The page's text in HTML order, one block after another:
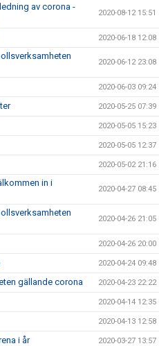
av corona -
2020-08-12 15:51
2020-06-18 12:08
2020-06-12 23:08
2020-06-03 09:24
2020-05-25 07:39
2020-05-05 15:23
2020-05-05 12:37
2020-05-02 21:16
in i
2020-04-27 08:45
2020-04-26 21:05
2020-04-26 20:00
2020-04-24 09:48
gällande corona 2020-04-23 22:22
2020-04-14 12:35
2020-04-13 12:58
i år 2020-03-27 13:57